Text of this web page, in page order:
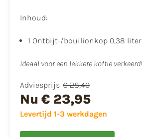
Inhoud:
1 Ontbijt-/bouilionkop 0,38 liter
Ideaal voor een lekkere koffie verkeerd!
Adviesprijs € 28,40
Nu € 23,95
Levertijd 1-3 werkdagen